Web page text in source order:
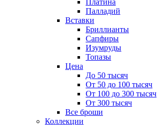
Платина
Палладий
Вставки
Бриллианты
Сапфиры
Изумруды
Топазы
Цена
До 50 тысяч
От 50 до 100 тысяч
От 100 до 300 тысяч
От 300 тысяч
Все броши
Коллекции